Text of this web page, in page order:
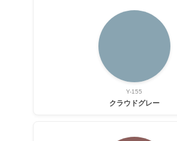
Y-155
クラウドグレー